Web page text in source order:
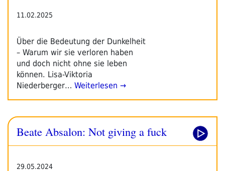
11.02.2025
Über die Bedeutung der Dunkelheit
– Warum wir sie verloren haben
und doch nicht ohne sie leben
können. Lisa-Viktoria
Niederberger… Weiterlesen →
Beate Absalon: Not giving a fuck
29.05.2024